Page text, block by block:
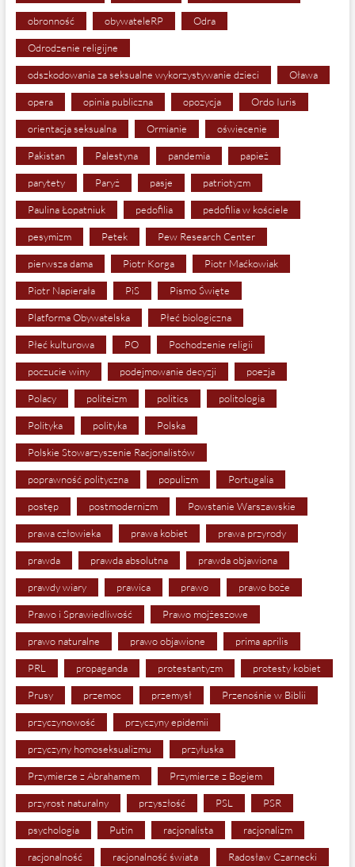
obronność obywateleRP Odra
Odrodzenie religijne
odszkodowania za seksualne wykorzystywanie dzieci Oława
opera opinia publiczna opozycja Ordo Iuris
orientacja seksualna Ormianie oświecenie
Pakistan Palestyna pandemia papież
parytety Paryż pasje patriotyzm
Paulina Łopatniuk pedofilia pedofilia w kościele
pesymizm Petek Pew Research Center
pierwsza dama Piotr Korga Piotr Maćkowiak
Piotr Napierała PiS Pismo Święte
Platforma Obywatelska Płeć biologiczna
Płeć kulturowa PO Pochodzenie religii
poczucie winy podejmowanie decyzji poezja
Polacy politeizm politics politologia
Polityka polityka Polska
Polskie Stowarzyszenie Racjonalistów
poprawność polityczna populizm Portugalia
postęp postmodernizm Powstanie Warszawskie
prawa człowieka prawa kobiet prawa przyrody
prawda prawda absolutna prawda objawiona
prawdy wiary prawica prawo prawo boże
Prawo i Sprawiedliwość Prawo mojżeszowe
prawo naturalne prawo objawione prima aprilis
PRL propaganda protestantyzm protesty kobiet
Prusy przemoc przemysł Przenośnie w Biblii
przyczynowość przyczyny epidemii
przyczyny homoseksualizmu przyłuska
Przymierze z Abrahamem Przymierze z Bogiem
przyrost naturalny przyszłość PSL PSR
psychologia Putin racjonalista racjonalizm
racjonalność racjonalność świata Radosław Czarnecki